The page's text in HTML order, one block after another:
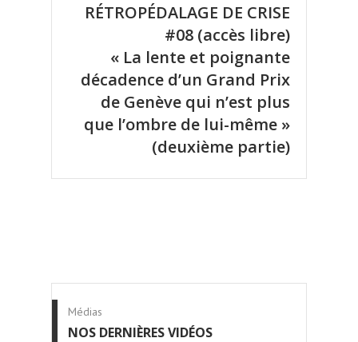
RÉTROPÉDALAGE DE CRISE
#08 (accès libre)
« La lente et poignante
décadence d’un Grand Prix
de Genève qui n’est plus
que l’ombre de lui-même »
(deuxième partie)
Médias
NOS DERNIÈRES VIDÉOS